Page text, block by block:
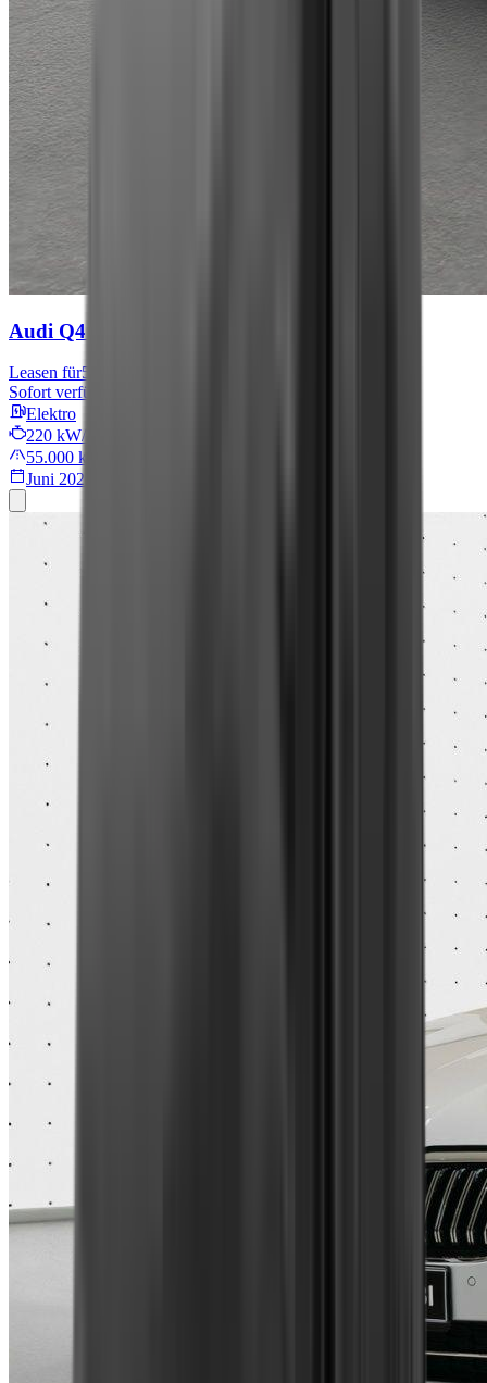
Audi Q4 e-tron
Leasen für567 € mtl.
Sofort verfügbar
Elektro
220 kW/299 PS
55.000 km
Juni 2022